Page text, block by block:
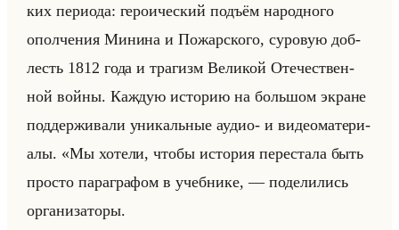
ких пе­ри­ода: ге­ро­иче­ский подъём на­род­но­го
опол­че­ния Ми­ни­на и По­жар­ско­го, су­ро­вую доб­
лесть 1812 года и тра­гизм Ве­ли­кой Оте­че­ствен­
ной войны. Каж­дую ис­то­рию на большом экране
под­дер­жи­ва­ли уни­кальные аудио- и ви­део­ма­те­ри­
алы. «Мы хотели, чтобы история перестала быть
просто параграфом в учебнике, — поделились
организаторы.